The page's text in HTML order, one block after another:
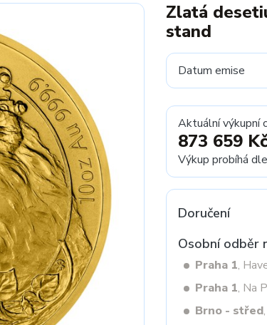
Zlatá
stand
Datum emise
Aktuální výkupní
873 659 Kč
Výkup probíhá dle
Doručení
Osobní odběr
Praha 1,
Praha 1, Na
Brno - střed